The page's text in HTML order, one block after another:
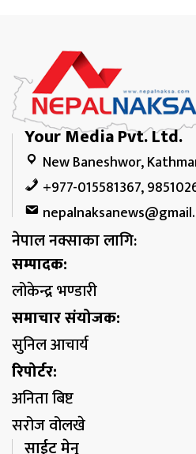
Your Media Pvt. Ltd.
New Baneshwor,
+977-015581367,
नेपाल नक्साका लागि:
सम्पादक:
लोकेन्द्र भण्डारी
समाचार संयोजक:
सुनिल आचार्य
रिपोर्टर:
अनिता बिष्ट
सरोज वोलखे
साईट मेनु